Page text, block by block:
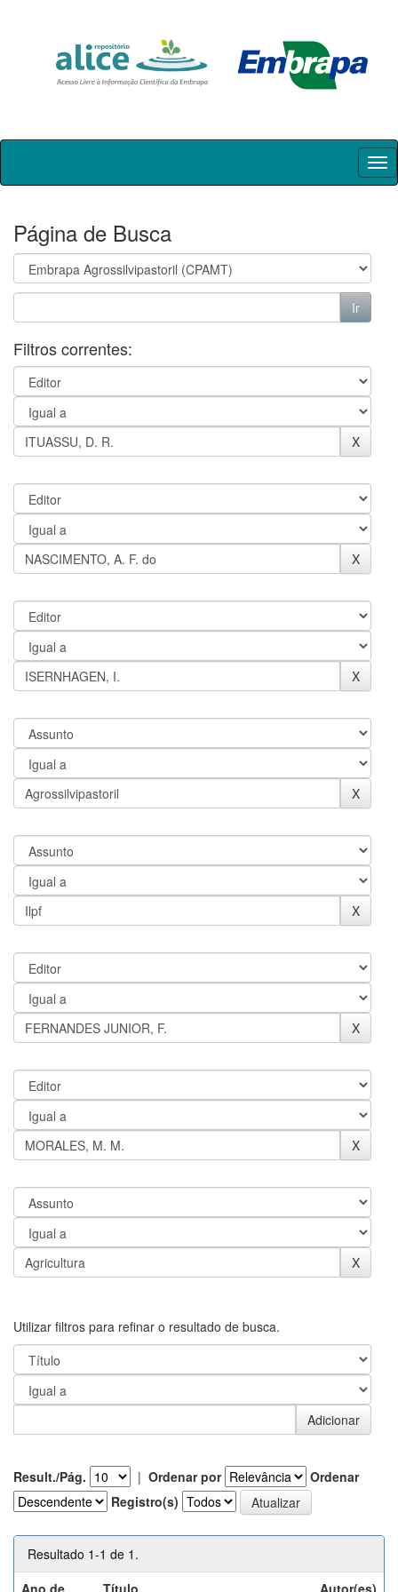
Skip
Página de Busca
Filtros correntes:
Utilizar filtros para refinar o resultado de busca.
Result./Pág. | Ordenar por
Ordenar
Registro(s)
Resultado 1-1 de 1.
Ano de
Título Autor(es)